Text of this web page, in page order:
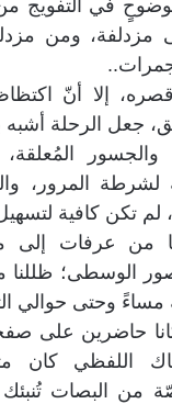
بوضوحٍ في التفويج
مزدلفة، ومن
إلا أنّ
جعل الرحلة
والجسور المُعلقة،
لشرطة المرور،
لم تكن كافية
من عرفات إلى
الوسطى؛ ظللنا
وحتى حوالي
كانا حاضرين على
اللفظي كان
من البصات